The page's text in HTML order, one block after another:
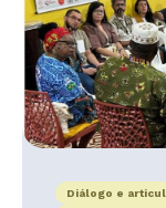
Diálogo e